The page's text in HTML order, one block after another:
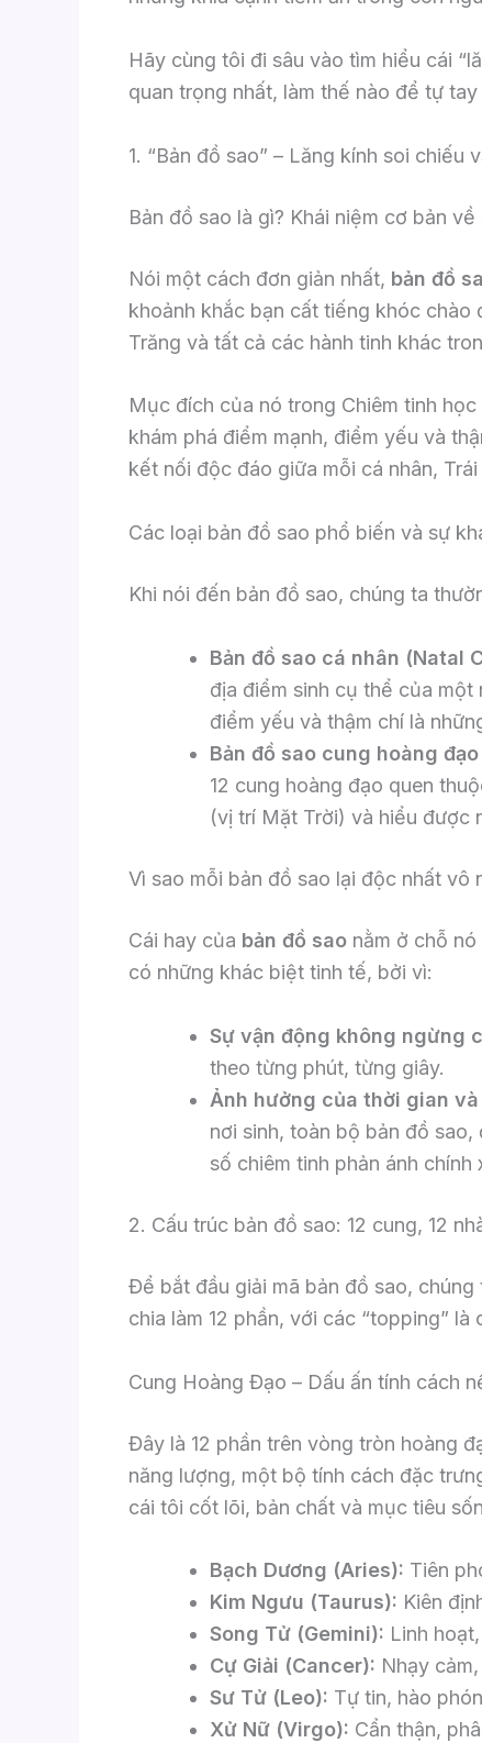
Hãy cùng tôi đi sâu vào tìm hiểu cái
quan trọng nhất, làm thế nào để tự
1. “Bản đồ sao” – Lăng kính soi chiếu
Bản đồ sao là gì? Khái niệm cơ bản về
Nói một cách đơn giản nhất, bản đồ
khoảnh khắc bạn cất tiếng khóc
Trăng và tất cả các hành tinh khác
Mục đích của nó trong Chiêm tinh
khám phá điểm mạnh, điểm yếu và
kết nối độc đáo giữa mỗi cá nhân,
Các loại bản đồ sao phổ biến và sự
Khi nói đến bản đồ sao, chúng ta
Bản đồ sao cá nhân (Natal
địa điểm sinh cụ thể của một
điểm yếu và thậm chí là
Bản đồ sao cung hoàng
12 cung hoàng đạo quen
(vị trí Mặt Trời) và hiểu được
Vì sao mỗi bản đồ sao lại độc nhất vô
Cái hay của bản đồ sao nằm ở chỗ
có những khác biệt tinh tế, bởi vì:
Sự vận động không ngừng
theo từng phút, từng giây.
Ảnh hưởng của thời gian
nơi sinh, toàn bộ bản đồ
số chiêm tinh phản ánh
2. Cấu trúc bản đồ sao: 12 cung, 12
Để bắt đầu giải mã bản đồ sao,
chia làm 12 phần, với các “topping”
Cung Hoàng Đạo – Dấu ấn tính cách
Đây là 12 phần trên vòng tròn hoàng
năng lượng, một bộ tính cách đặc
cái tôi cốt lõi, bản chất và mục tiêu
Bạch Dương (Aries): Tiên
Kim Ngưu (Taurus): Kiên
Song Tử (Gemini): Linh
Cự Giải (Cancer): Nhạy
Sư Tử (Leo): Tự tin, hào
Xử Nữ (Virgo): Cẩn thận,